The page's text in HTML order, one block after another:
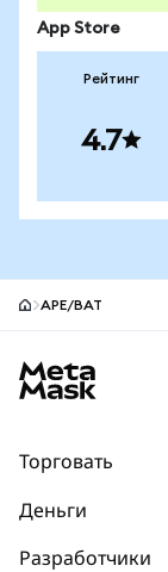
App Store
Рейтинг
4.7
APE/BAT
Торговать
Деньги
Разработчики